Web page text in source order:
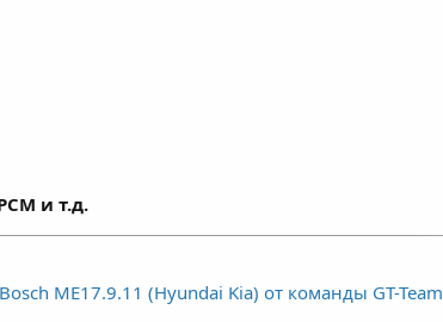
и т.д.
ME17.9.11 (Hyundai Kia) от команды GT-Team